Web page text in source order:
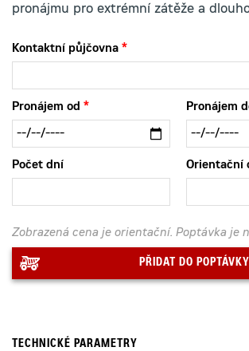
pronájmu pro extrémní zátěže a
Kontaktní půjčovna
Pronájem od Pronájem
Počet dní Orientační
Zobrazená cena je orientační. Poptávka je
PŘIDAT DO POPTÁVKY
TECHNICKÉ PARAMETRY